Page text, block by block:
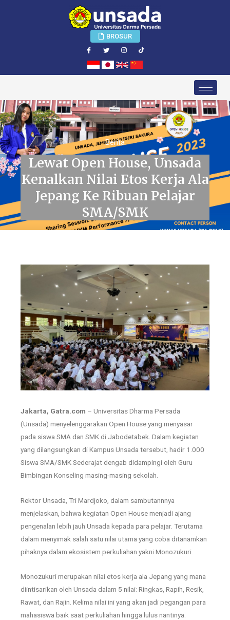
BROSUR
Berita
Lewat Open House, Unsada
Kenalkan Nilai Etos Kerja Ala
Jepang Ke Ribuan Pelajar
SMA/SMK
Jakarta, Gatra.com – Universitas Dharma Persada
(Unsada) menyelenggarakan Open House yang menyasar
pada siswa SMA dan SMK di Jabodetabek. Dalam kegiatan
yang dilangsungkan di Kampus Unsada tersebut, hadir 1.000
Siswa SMA/SMK Sederajat dengab didampingi oleh Guru
Bimbingan Konseling masing-masing sekolah.
Rektor Unsada, Tri Mardjoko, dalam sambutannnya
menjelaskan, bahwa kegiatan Open House menjadi ajang
pengenalan lebih jauh Unsada kepada para pelajar. Terutama
dalam menyimak salah satu nilai utama yang coba ditanamkan
pihaknya dalam ekosistem perkuliahan yakni Monozukuri.
Monozukuri merupakan nilai etos kerja ala Jepang yang mana
diintisarikan oleh Unsada dalam 5 nilai: Ringkas, Rapih, Resik,
Rawat, dan Rajin. Kelima nilai ini yang akan jadi pegangan para
mahasiswa baik saat perkuliahan hingga lulus nantinya.